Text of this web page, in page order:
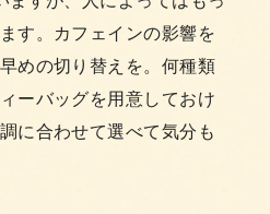
す。カフェインの影響を
めの切り替えを。何種類
ーバッグを用意しておけ
に合わせて選べて気分も